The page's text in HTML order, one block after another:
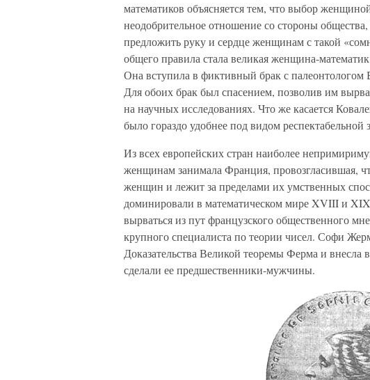
математиков объясняется тем, что выбор
неодобрительное отношение со стороны
предложить руку и сердце женщинам с такой
общего правила стала великая женщина-
Она вступила в фиктивный брак с
Для обоих брак был спасением, позволив им
на научных исследованиях. Что же касается
было гораздо удобнее под видом
Из всех европейских стран наиболее
женщинам занимала Франция, провозгласившая,
женщин и лежит за пределами их умственных
доминировали в математическом мире XVIII и
вырваться из пут французского общественного
крупного специалиста по теории чисел. Софи
Доказательства Великой теоремы Ферма и внесла
сделали ее предшественники-мужчины.